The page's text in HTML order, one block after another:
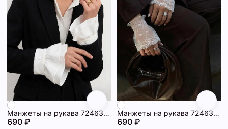
Манжеты на рукава 72463228\25
690 ₽
Манжеты на рукава 72463227\25
690 ₽